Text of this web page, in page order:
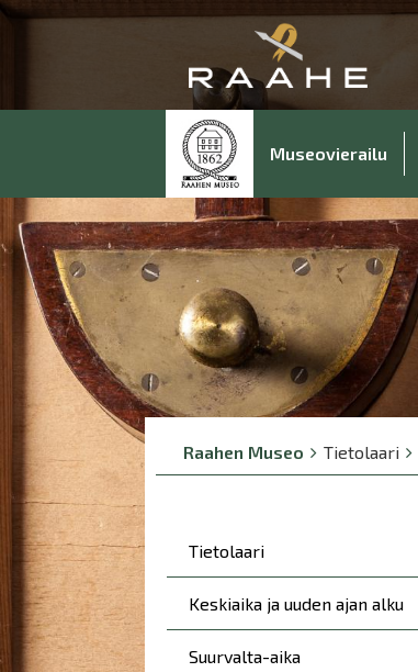
Museovierailu
Breadcrumbs
You
are
Raahen Museo Tietolaari
Päävalikko
Tietolaari
Keskiaika ja uuden ajan alku
Suurvalta-aika